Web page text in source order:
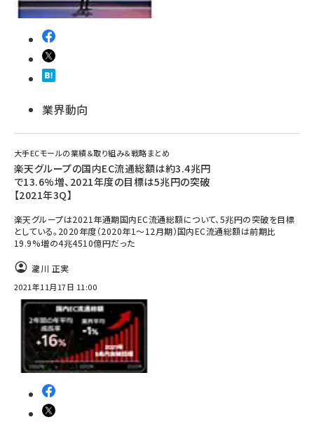
業界動向
大手ECモールの業績＆取り組み＆戦略まとめ
楽天グループの国内EC流通総額は約3.4兆円
で13.6%増、2021年度の目標は5兆円の突破
【2021年3Q】
楽天グループは2021年通期国内EC流通総額について、5兆円の突破を目標
としている。2020年度（2020年1～12月期）国内EC流通総額は前期比
19.9%増の4兆4510億円だった
瀧川 正実
2021年11月17日 11:00